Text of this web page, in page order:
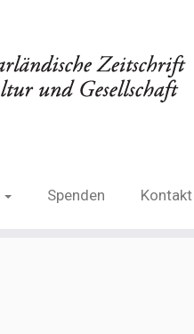
Spenden Kontakt